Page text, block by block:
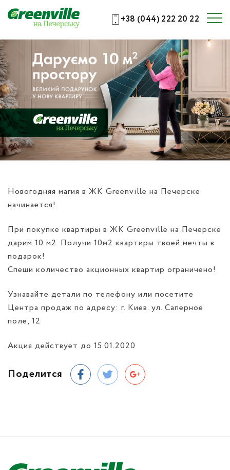
+38 (044) 222 20 22
Новогодняя магия в ЖК Greenville на Печерске
начинается!
При покупке квартиры в ЖК Greenville на Печерске
дарим 10 м2. Получи 10м2 квартиры твоей мечты в
подарок!
Спеши количество акционных квартир ограничено!
Узнавайте детали по телефону или посетите
Центра продаж по адресу: г. Киев. ул. Саперное
поле, 12
Акция действует до 15.01.2020
Поделится